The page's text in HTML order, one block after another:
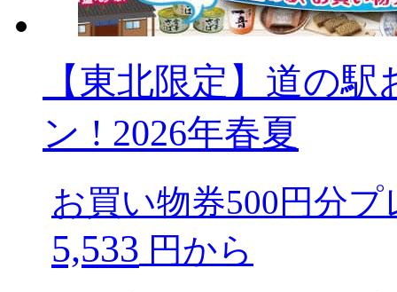
【東北限定】道の
ン ! 2026年春夏
お買い物券500円分
5,533 円から